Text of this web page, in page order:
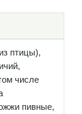
птицы),
числе
пивные,